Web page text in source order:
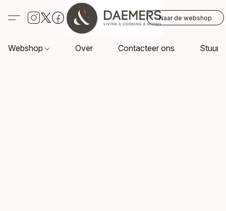
Naar de webshop
Webshop Over Contacteer ons Stuur